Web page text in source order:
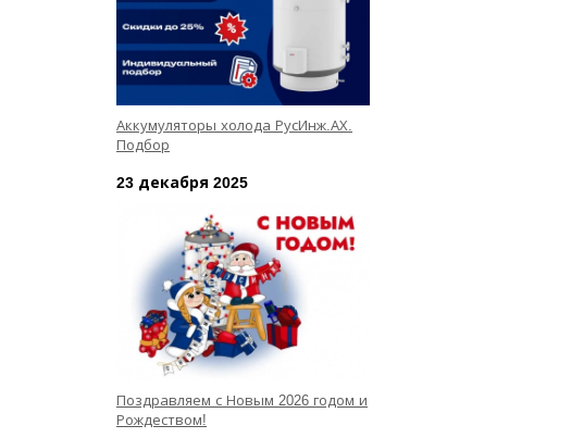
Аккумуляторы холода РусИнж.АХ.
Подбор
23 декабря 2025
Поздравляем с Новым 2026 годом и
Рождеством!